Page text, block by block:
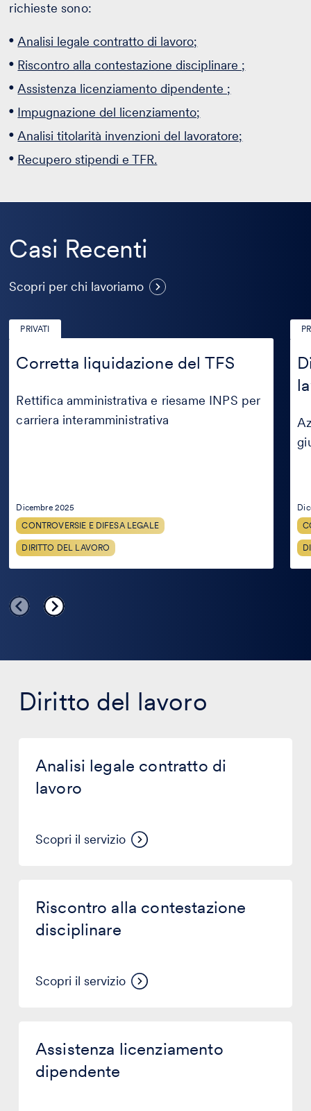
richieste sono:
Analisi legale contratto di lavoro;
Riscontro alla contestazione disciplinare ;
Assistenza licenziamento dipendente ;
Impugnazione del licenziamento;
Analisi titolarità invenzioni del lavoratore;
Recupero stipendi e TFR.
Casi Recenti
Scopri per chi lavoriamo
PRIVATI
Corretta liquidazione del TFS
Corretta
liquidazione
del
Rettifica amministrativa e riesame INPS per
carriera interamministrativa
Dicembre 2025
CONTROVERSIE E DIFESA LEGALE
DIRITTO DEL LAVORO
Diritto del lavoro
Analisi legale contratto di
lavoro
Scopri il servizio
legale
contratto
lavoro
Riscontro alla contestazione
disciplinare
Scopri il servizio
contestazione
disciplinare
Assistenza licenziamento
dipendente
licenziamento
dipendente